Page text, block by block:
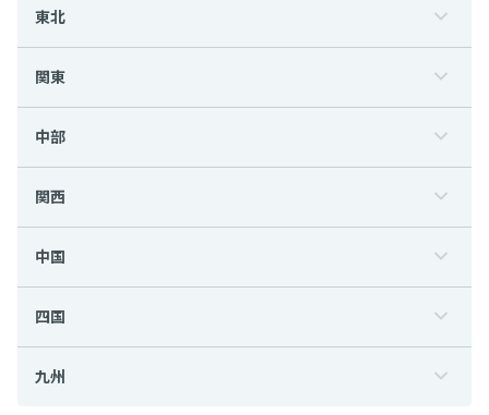
東北
関東
中部
関西
中国
四国
九州